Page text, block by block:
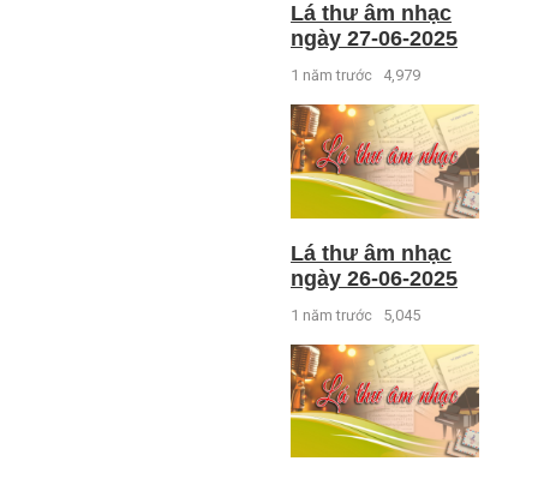
Lá thư âm nhạc
ngày 27-06-2025
1 năm trước 4,979
Lá thư âm nhạc
ngày 26-06-2025
1 năm trước 5,045